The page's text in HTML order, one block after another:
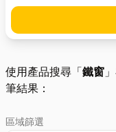
使用產品搜尋「鐵窗
筆結果：
區域篩選